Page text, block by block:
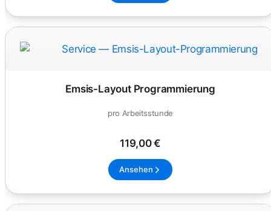
Emsis-Layout Programmierung
pro Arbeitsstunde
119,00 €
Ansehen